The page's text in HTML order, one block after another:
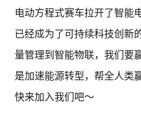
电动方程式赛车拉开了智能
已经成为了可持续科技创新
量管理到智能物联，我们要
是加速能源转型，帮全人类
快来加入我们吧～